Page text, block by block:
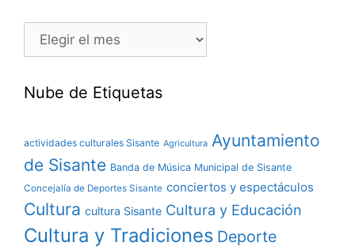
Nube de Etiquetas
actividades culturales Sisante Agricultura Ayuntamiento
de Sisante Banda de Música Municipal de Sisante
Concejalía de Deportes Sisante conciertos y espectáculos
Cultura cultura Sisante Cultura y Educación
Cultura y Tradiciones Deporte